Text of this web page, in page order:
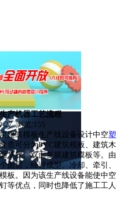
产机器工艺流程
27 浏览:155
建筑模板生产线设备设计中空塑
质可分为PVC建筑模板、建筑木
复胶、双面复膜建筑模板等。由
面层，经过成型、冷却、牵引、
板。因为该生产线设备能使中空
等优点，同时也降低了施工工人